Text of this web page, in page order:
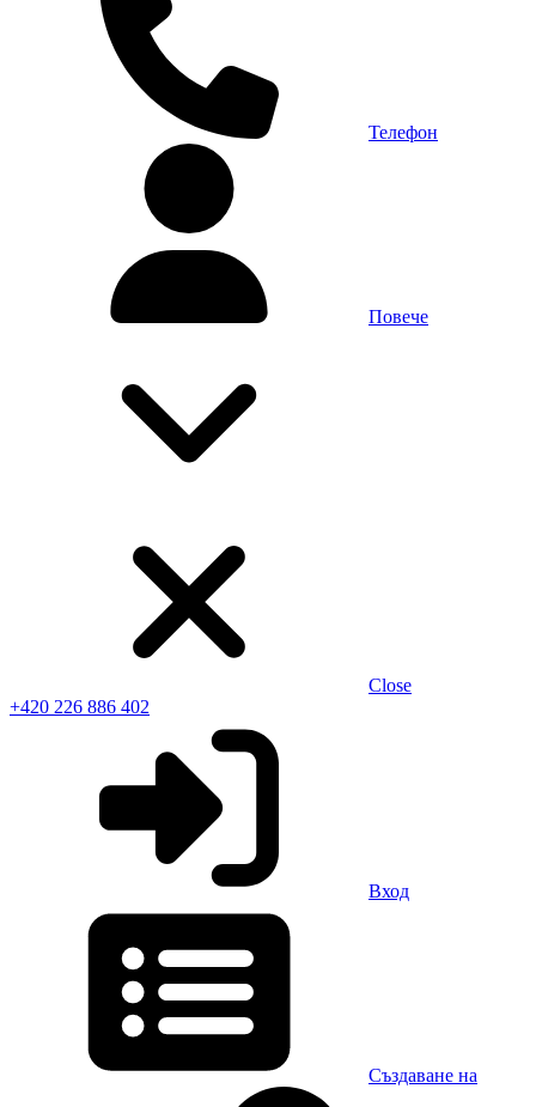
Телефон
Повече
Close
+420 226 886 402
Вход
Създаване на